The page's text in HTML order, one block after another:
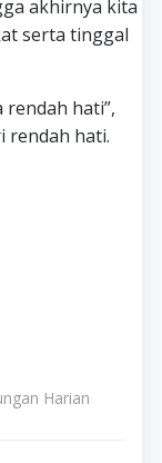
akhirnya kita
serta tinggal
rendah hati”,
rendah hati.
Harian